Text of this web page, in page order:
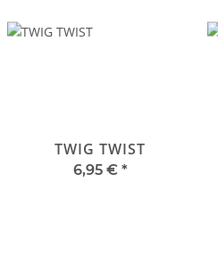
TWIG TWIST
6,95 € *